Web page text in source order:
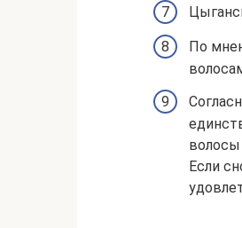
По
Если